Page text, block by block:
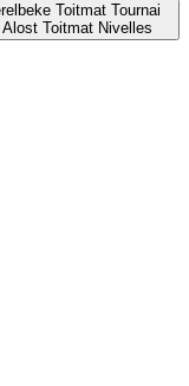
Toitmat Tournai
Alost Toitmat Nivelles